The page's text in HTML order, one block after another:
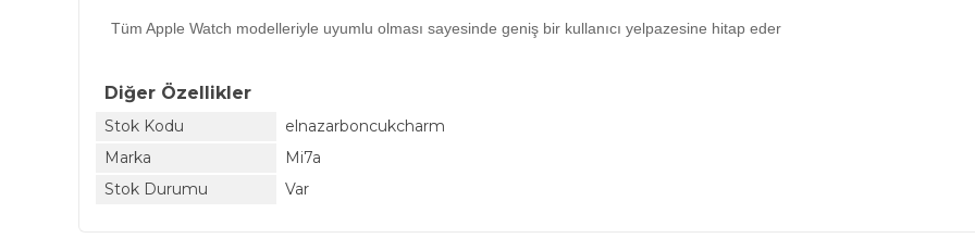
Tüm Apple Watch modelleriyle uyumlu olması sayesinde geniş bir kullanıcı yelpazesine hitap eder
Diğer Özellikler
Stok Kodu
elnazarboncukcharm
Marka
Mi7a
Stok Durumu
Var